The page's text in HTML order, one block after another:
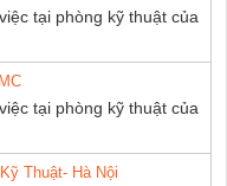
tại phòng kỹ thuật của
tại phòng kỹ thuật của
Thuật- Hà Nội